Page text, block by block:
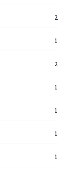
2
1
2
1
1
1
1